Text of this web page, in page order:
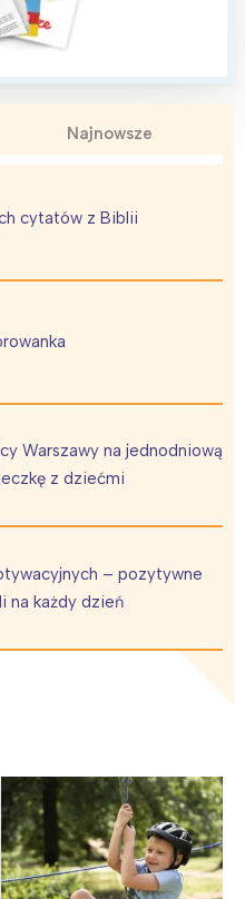
Najnowsze
cytatów z Biblii
Warszawy na jednodniową
z dziećmi
– pozytywne
na każdy dzień